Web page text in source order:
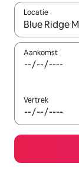
Locatie
Wanneer er
Aankomst
Vertrek